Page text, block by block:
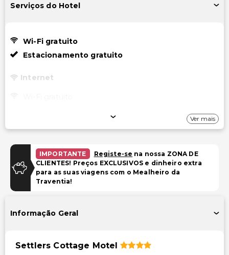
Serviços do Hotel
Wi-Fi gratuito
Estacionamento gratuito
Internet
Instalações
Estacionamento para bicicletas disponível
Área para piquenique
Acessibilidade
Estacionamento acessível para cadeira de rodas
Ver mais
IMPORTANTE Registe-se na nossa ZONA DE
CLIENTES! Preços EXCLUSIVOS e dinheiro extra
para as suas viagens com o Mealheiro da
Traventia!
Informação Geral
Settlers Cottage Motel